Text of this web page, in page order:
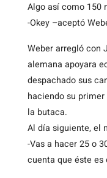
Algo así como 150
-Okey –aceptó
Weber arregló con
alemana apoyara
despachado sus
haciendo su
la butaca.
Al día siguiente, el
-Vas a hacer 25 o
cuenta que éste es